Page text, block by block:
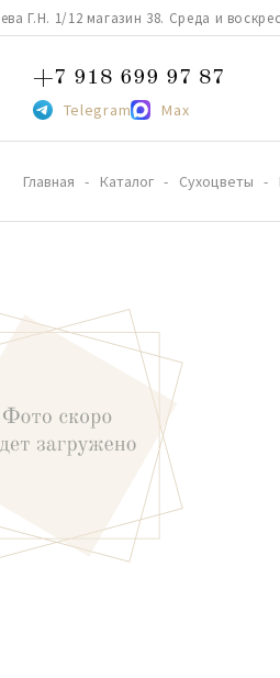
Г.Н. 1/12 магазин 38. Среда и
+7 918 699 97 87
Telegram Max
Главная Каталог Сухоцветы